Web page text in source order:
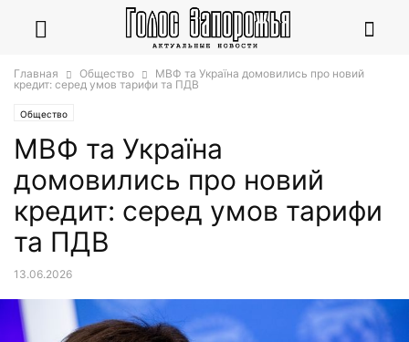
Главная Общество
МВФ та Україна домовились про новий
кредит: серед умов тарифи та ПДВ
Общество
МВФ та Україна
домовились про новий
кредит: серед умов тарифи
та ПДВ
13.06.2026